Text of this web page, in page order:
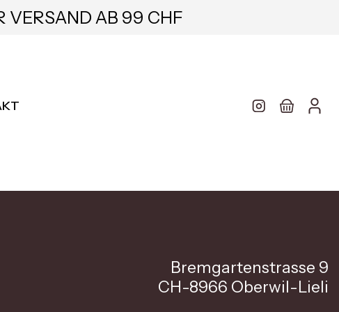
VERSAND AB 99 CHF
Bremgartenstrasse 9
CH-8966 Oberwil-Lieli